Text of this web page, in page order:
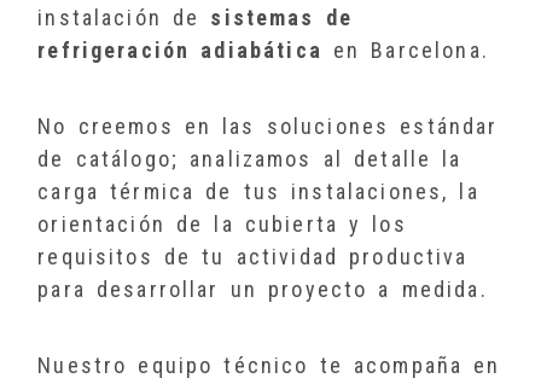
instalación de sistemas de
refrigeración adiabática en Barcelona.
No creemos en las soluciones estándar
de catálogo; analizamos al detalle la
carga térmica de tus instalaciones, la
orientación de la cubierta y los
requisitos de tu actividad productiva
para desarrollar un proyecto a medida.
Nuestro equipo técnico te acompaña en